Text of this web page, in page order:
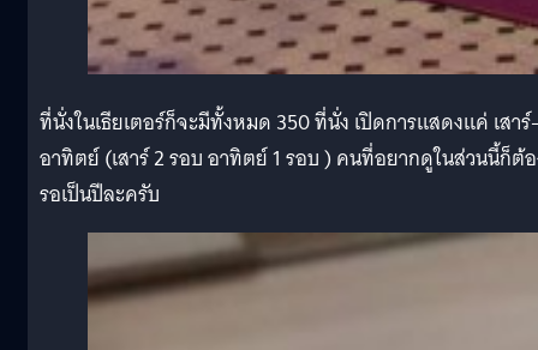
ที่นั่งในเธียเตอร์ก็จะมีทั้งหมด 350 ที่นั่ง เปิดการแสดงแค่ เสาร์-
อาทิตย์ (เสาร์ 2 รอบ อาทิตย์ 1 รอบ ) คนที่อยากดูในส่วนนี้ก็ต้
รอเป็นปีละครับ